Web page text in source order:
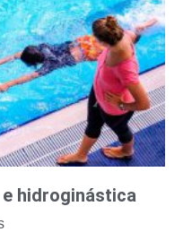
hidroginástica